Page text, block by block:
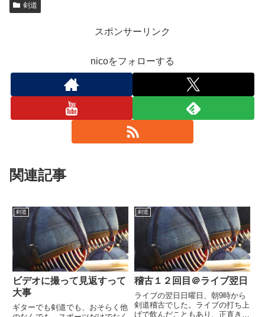
剣道
スポンサーリンク
nicoをフォローする
関連記事
剣道
ビデオに撮って見返すって
大事
ギターでも剣道でも、おそらく他
剣道
稽古１２回目＠ライブ翌日
ライブの翌日日曜日、朝9時から
剣道稽古でした。ライブの打ち上
げで飲んだこともあり、正直きつ